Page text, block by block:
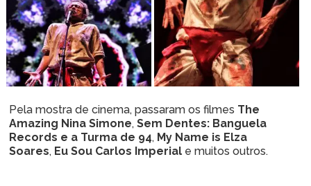
Pela mostra de cinema, passaram os filmes The
Amazing Nina Simone, Sem Dentes: Banguela
Records e a Turma de 94, My Name is Elza
Soares, Eu Sou Carlos Imperial e muitos outros.